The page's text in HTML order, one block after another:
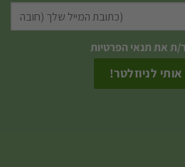
ת אתתנאי הפרטיות